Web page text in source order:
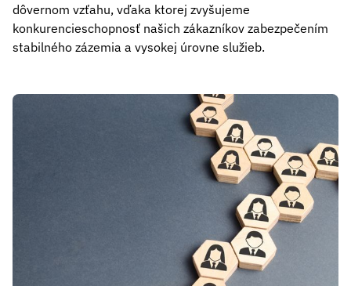
dôvernom vzťahu, vďaka ktorej zvyšujeme
konkurencieschopnosť našich zákazníkov zabezpečením
stabilného zázemia a vysokej úrovne služieb.